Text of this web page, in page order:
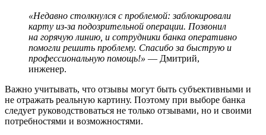
«Недавно столкнулся с проблемой: заблокировали
карту из-за подозрительной операции. Позвонил
на горячую линию, и сотрудники банка оперативно
помогли решить проблему. Спасибо за быструю и
профессиональную помощь!» ― Дмитрий,
инженер.
Важно учитывать, что отзывы могут быть субъективными и
не отражать реальную картину. Поэтому при выборе банка
следует руководствоваться не только отзывами, но и своими
потребностями и возможностями.